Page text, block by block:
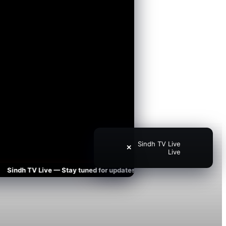
TV Live — Stay tuned for updates
Sindh TV Live
Live
✕